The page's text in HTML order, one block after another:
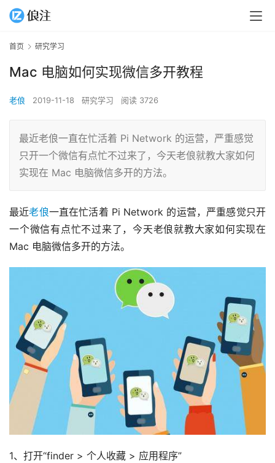
首页 研究学习
Mac 电脑如何实现微信多开教程
老俍 2019-11-18 研究学习 阅读 3726
最近老俍一直在忙活着 Pi Network 的运营，严重感觉
只开一个微信有点忙不过来了，今天老俍就教大家如何
实现在 Mac 电脑微信多开的方法。
最近老俍一直在忙活着 Pi Network 的运营，严重感觉只开
一个微信有点忙不过来了，今天老俍就教大家如何实现在
Mac 电脑微信多开的方法。
1、打开“finder > 个人收藏 > 应用程序”